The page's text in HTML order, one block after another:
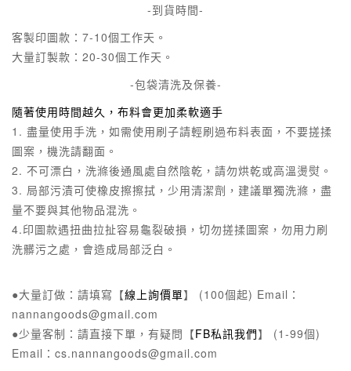
-到貨時間-
客製印圖款：7-10個工作天。
大量訂製款：20-30個工作天。
-包袋清洗及保養-
隨著使用時間越久，布料會更加柔軟適手
1. 盡量使用手洗，如需使用刷子請輕刷過布料表面，不要搓揉
圖案，機洗請翻面。
2. 不可漂白，洗滌後通風處自然陰乾，請勿烘乾或高溫燙熨。
3. 局部污漬可使橡皮擦擦拭，少用清潔劑，建議單獨洗滌，盡
量不要與其他物品混洗。
4.印圖款遇扭曲拉扯容易龜裂破損，切勿搓揉圖案，勿用力刷
洗髒污之處，會造成局部泛白。
●大量訂做：請填寫【線上詢價單】 (100個起) Email：
nannangoods@gmail.com
●少量客制：請直接下單，有疑問【FB私訊我們】 (1-99個)
Email：cs.nannangoods@gmail.com